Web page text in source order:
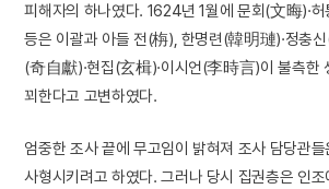
피해자의 하나였다. 1624년 1월에 문회(文晦)·
등은 이괄과 아들 전(栴), 한명련(韓明璉)·정충
(奇自獻)·현집(玄楫)·이시언(李時言)이 불측한
꾀한다고 고변하였다.
엄중한 조사 끝에 무고임이 밝혀져 조사 담당관
사형시키려고 하였다. 그러나 당시 집권층은 인